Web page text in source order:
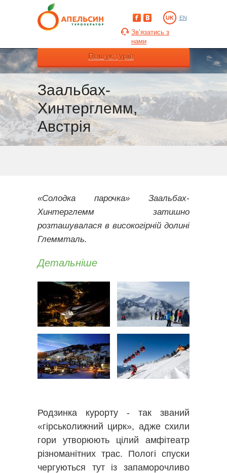
Зв’язатись з
нами
UK EN
Пошук турів
Заальбах-
Хинтерглемм,
Австрія
«Солодка парочка» Заальбах-
Хинтерглемм затишно
розташувалася в високогірній долині
Глеммталь.
Детальніше
Родзинка курорту - так званий
«гірськолижний цирк», адже схили
гори утворюють цілий амфітеатр
різноманітних трас. Пологі спуски
чергуються тут із запаморочливо